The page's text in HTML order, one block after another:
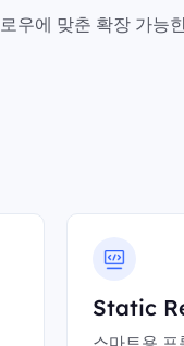
우에 맞춘 확장 가능
Static